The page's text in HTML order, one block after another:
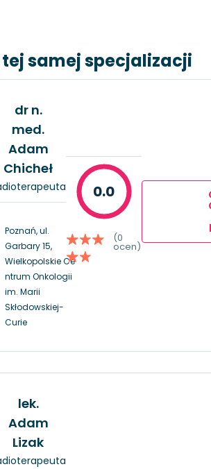
tej samej specjalizacji
dr n.
med.
Adam
Chicheł
Poznań, ul.
Garbary 15,
Wielkopolskie Ce
ntrum Onkologii
im. Marii
Skłodowskiej-
Curie
0.0
(0
ocen)
lek.
Adam
Lizak